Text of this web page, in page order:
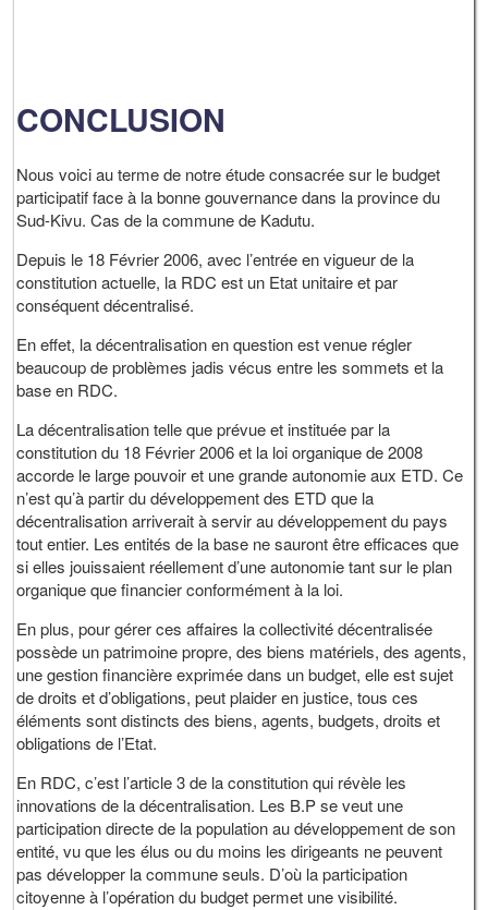
CONCLUSION
Nous voici au terme de notre étude consacrée sur le budget
participatif face à la bonne gouvernance dans la province du
Sud-Kivu. Cas de la commune de Kadutu.
Depuis le 18 Février 2006, avec l’entrée en vigueur de la
constitution actuelle, la RDC est un Etat unitaire et par
conséquent décentralisé.
En effet, la décentralisation en question est venue régler
beaucoup de problèmes jadis vécus entre les sommets et la
base en RDC.
La décentralisation telle que prévue et instituée par la
constitution du 18 Février 2006 et la loi organique de 2008
accorde le large pouvoir et une grande autonomie aux ETD. Ce
n’est qu’à partir du développement des ETD que la
décentralisation arriverait à servir au développement du pays
tout entier. Les entités de la base ne sauront être efficaces que
si elles jouissaient réellement d’une autonomie tant sur le plan
organique que financier conformément à la loi.
En plus, pour gérer ces affaires la collectivité décentralisée
possède un patrimoine propre, des biens matériels, des agents,
une gestion financière exprimée dans un budget, elle est sujet
de droits et d’obligations, peut plaider en justice, tous ces
éléments sont distincts des biens, agents, budgets, droits et
obligations de l’Etat.
En RDC, c’est l’article 3 de la constitution qui révèle les
innovations de la décentralisation. Les B.P se veut une
participation directe de la population au développement de son
entité, vu que les élus ou du moins les dirigeants ne peuvent
pas développer la commune seuls. D’où la participation
citoyenne à l’opération du budget permet une visibilité.